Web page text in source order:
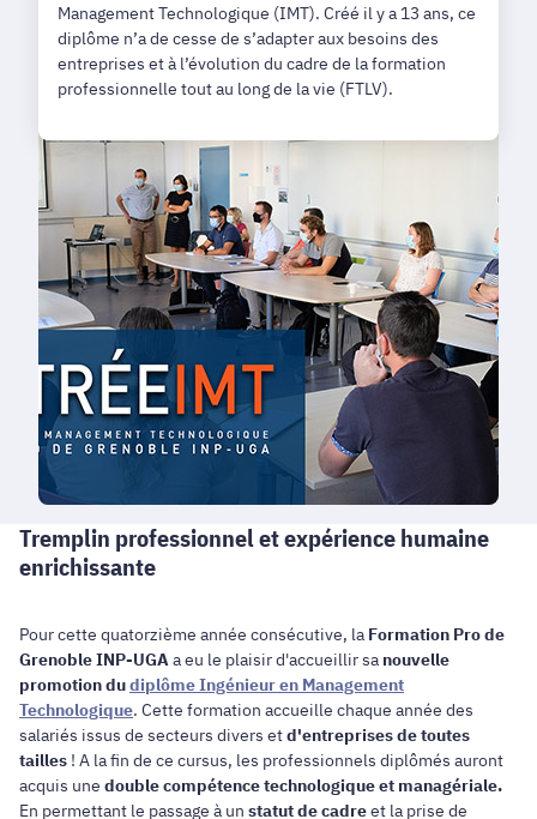
Management Technologique (IMT). Créé il y a 13 ans, ce
diplôme n’a de cesse de s’adapter aux besoins des
entreprises et à l’évolution du cadre de la formation
professionnelle tout au long de la vie (FTLV).
Tremplin professionnel et expérience humaine
enrichissante
Pour cette quatorzième année consécutive, la Formation Pro de
Grenoble INP-UGA a eu le plaisir d'accueillir sa nouvelle
promotion dudiplôme Ingénieur en Management
Technologique. Cette formation accueille chaque année des
salariés issus de secteurs divers etd'entreprises de toutes
tailles ! A la fin de ce cursus, les professionnels diplômés auront
acquis une double compétence technologique et managériale.
En permettant le passage à un statut de cadreet la prise de